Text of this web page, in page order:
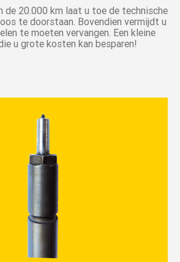
de 20.000 km laat u toe de technische
te doorstaan. Bovendien vermijdt u
te moeten vervangen. Een kleine
u grote kosten kan besparen!